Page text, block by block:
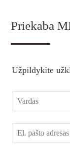
Priekaba
Užpildykite